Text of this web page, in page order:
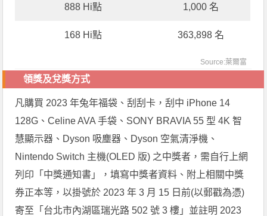
888 Hi點 1,000 名
168 Hi點 363,898 名
Source:萊爾富
領獎及兌獎方式
凡購買 2023 年兔年福袋、刮刮卡，刮中 iPhone 14
128G、Celine AVA 手袋、SONY BRAVIA 55 型 4K 智
慧顯示器、Dyson 吸塵器、Dyson 空氣清淨機、
Nintendo Switch 主機(OLED 版) 之中獎者，需自行上網
列印「中獎通知書」，填寫中獎者資料、附上相關中獎
券正本等，以掛號於 2023 年 3 月 15 日前(以郵戳為憑)
寄至「台北市內湖區瑞光路 502 號 3 樓」並註明 2023